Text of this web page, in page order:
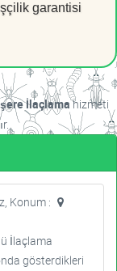
garantisi
İlaçlamahizmeti
Konum :
İlaçlama
gösterdikleri